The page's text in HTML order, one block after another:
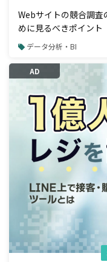
Webサイトの競合調査
めに見るべきポイント
データ分析・BI
AD